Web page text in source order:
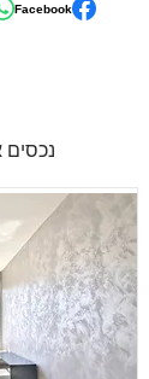
Facebook
נכסים